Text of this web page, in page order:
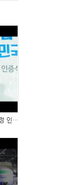
2019 대한민국 일자리 으뜸기업 선정 인증식 현장스케치